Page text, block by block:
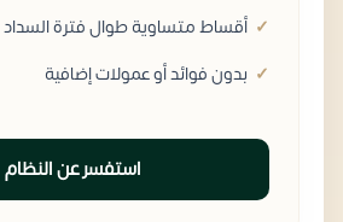
أقساط متساوية طوال فترة السداد
بدون فوائد أو عمولات إضافية
استفسر عن النظام